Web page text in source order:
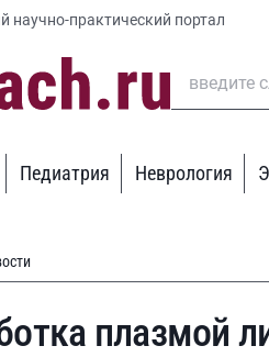
научно-практический портал
Педиатрия Неврология
плазмой